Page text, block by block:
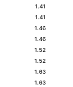
1.41
1.41
1.46
1.46
1.52
1.52
1.63
1.63